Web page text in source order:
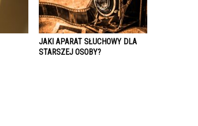
JAKI APARAT SŁUCHOWY DLA
STARSZEJ OSOBY?